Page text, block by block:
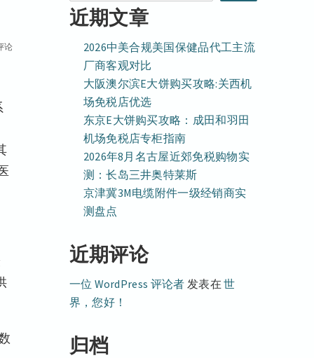
论
近期文章
2026中美合规美国保健品代工主流
厂商客观对比
大阪澳尔滨E大饼购买攻略:关西机
场免税店优选
东京E大饼购买攻略：成田和羽田
机场免税店专柜指南
2026年8月名古屋近郊免税购物实
测：长岛三井奥特莱斯
京津冀3M电缆附件一级经销商实
测盘点
近期评论
一位 WordPress 评论者 发表在世
界，您好！
归档